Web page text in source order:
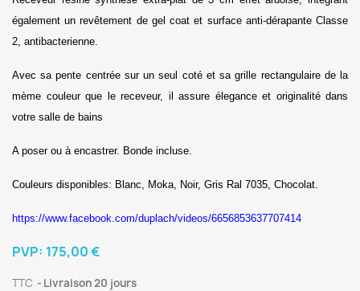
également un revêtement de gel coat et surface anti-dérapante Classe
2, antibacterienne.
Avec sa pente centrée sur un seul coté et sa grille rectangulaire de la
mème couleur que le receveur, il assure élegance et originalité dans
votre salle de bains
A poser ou à encastrer. Bonde incluse.
Couleurs disponibles: Blanc, Moka, Noir, Gris Ral 7035, Chocolat.
https://www.facebook.com/duplach/videos/6656853637707414
PVP: 175,00 €
TTC Livraison 20 jours